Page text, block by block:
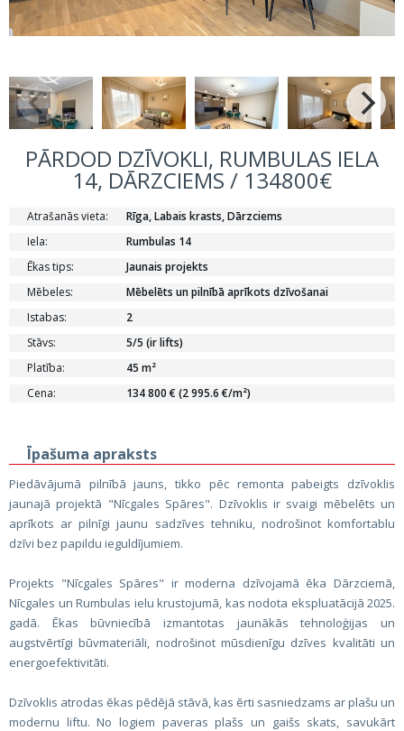
PĀRDOD DZĪVOKLI, RUMBULAS IELA
14, DĀRZCIEMS / 134800€
Atrašanās vieta:
Rīga, Labais krasts, Dārzciems
Iela:
Rumbulas 14
Ēkas tips:
Jaunais projekts
Mēbeles:
Mēbelēts un pilnībā aprīkots dzīvošanai
Istabas:
2
Stāvs:
5/5 (ir lifts)
Platība:
45 m²
Cena:
134 800 € (2 995.6 €/m²)
Īpašuma apraksts
Piedāvājumā pilnībā jauns, tikko pēc remonta pabeigts dzīvoklis
jaunajā projektā "Nīcgales Spāres". Dzīvoklis ir svaigi mēbelēts un
aprīkots ar pilnīgi jaunu sadzīves tehniku, nodrošinot komfortablu
dzīvi bez papildu ieguldījumiem.
Projekts "Nīcgales Spāres" ir moderna dzīvojamā ēka Dārzciemā,
Nīcgales un Rumbulas ielu krustojumā, kas nodota ekspluatācijā 2025.
gadā. Ēkas būvniecībā izmantotas jaunākās tehnoloģijas un
augstvērtīgi būvmateriāli, nodrošinot mūsdienīgu dzīves kvalitāti un
energoefektivitāti.
Dzīvoklis atrodas ēkas pēdējā stāvā, kas ērti sasniedzams ar plašu un
modernu liftu. No logiem paveras plašs un gaišs skats, savukārt